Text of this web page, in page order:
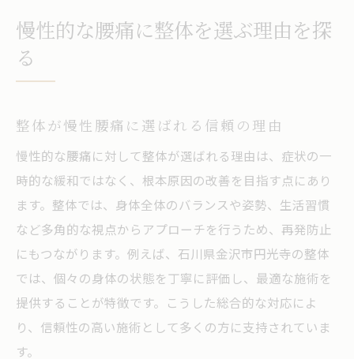
慢性的な腰痛に整体を選ぶ理由を探
る
整体が慢性腰痛に選ばれる信頼の理由
慢性的な腰痛に対して整体が選ばれる理由は、症状の一
時的な緩和ではなく、根本原因の改善を目指す点にあり
ます。整体では、身体全体のバランスや姿勢、生活習慣
など多角的な視点からアプローチを行うため、再発防止
にもつながります。例えば、石川県金沢市円光寺の整体
では、個々の身体の状態を丁寧に評価し、最適な施術を
提供することが特徴です。こうした総合的な対応によ
り、信頼性の高い施術として多くの方に支持されていま
す。